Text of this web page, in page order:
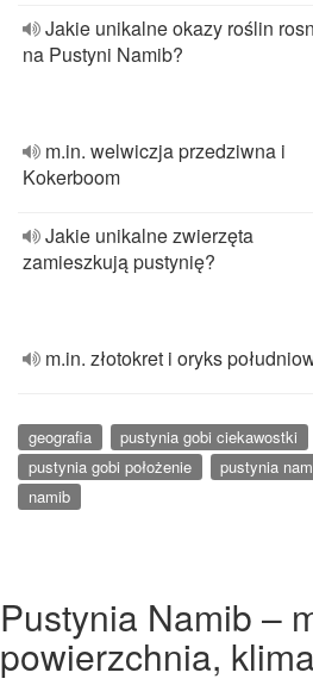
Jakie unikalne okazy roślin
na Pustyni Namib?
m.in. welwiczja przedziwna i
Kokerboom
Jakie unikalne zwierzęta
zamieszkują pustynię?
m.in. złotokret i oryks
geografia
pustynia gobi ciekawostki
pustynia gobi położenie
pustynia
namib
Pustynia Namib –
powierzchnia,